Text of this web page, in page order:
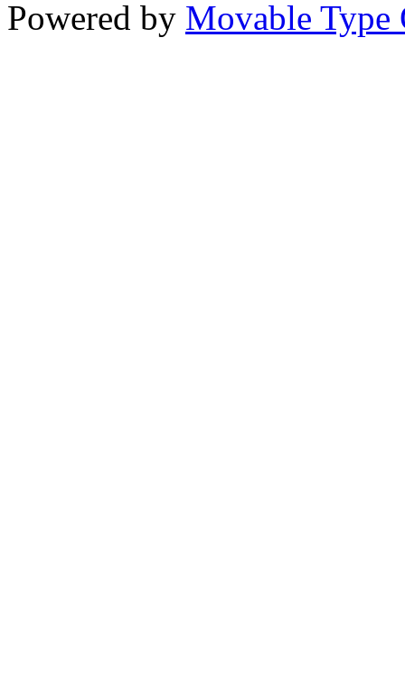
Powered by Movable Type